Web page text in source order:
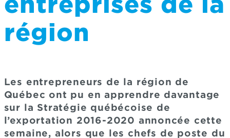
région
Les entrepreneurs de la région de
Québec ont pu en apprendre davantage
sur la Stratégie québécoise de
l’exportation 2016-2020 annoncée cette
semaine, alors que les chefs de poste du